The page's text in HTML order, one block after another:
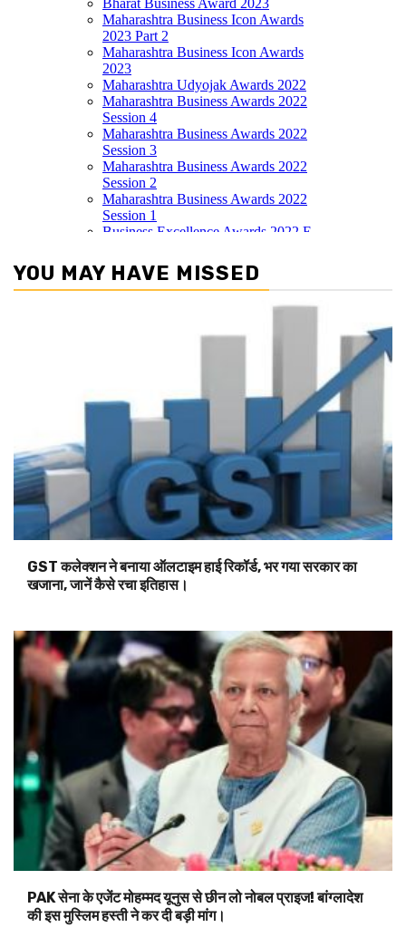
YOU MAY HAVE MISSED
GST कलेक्शन ने बनाया ऑलटाइम हाई रिकॉर्ड, भर गया सरकार का
खजाना, जानें कैसे रचा इतिहास।
PAK सेना के एजेंट मोहम्मद यूनुस से छीन लो नोबल प्राइज! बांग्लादेश
की इस मुस्लिम हस्ती ने कर दी बड़ी मांग।